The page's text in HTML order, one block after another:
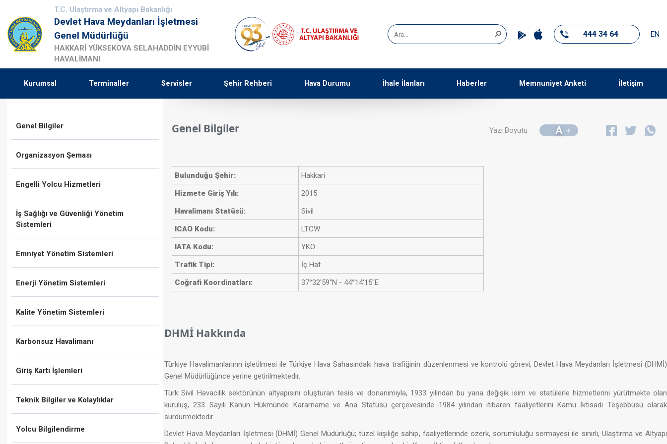
T.C. Ulaştırma ve Altyapı Bakanlığı
Devlet Hava Meydanları İşletmesi
Genel Müdürlüğü
HAKKARİ YÜKSEKOVA SELAHADDİN EYYUBİ
HAVALİMANI
444 34 64 EN
Kurumsal Terminaller Servisler Şehir Rehberi Hava Durumu İhale İlanları Haberler Memnuniyet Anketi İletişim
Genel Bilgiler
Organizasyon Şeması
Engelli Yolcu Hizmetleri
İş Sağlığı ve Güvenliği Yönetim
Sistemleri
Emniyet Yönetim Sistemleri
Enerji Yönetim Sistemleri
Kalite Yönetim Sistemleri
Karbonsuz Havalimanı
Giriş Kartı İşlemleri
Teknik Bilgiler ve Kolaylıklar
Yolcu Bilgilendirme
Genel Bilgiler Yazı Boyutu A
Bulunduğu Şehir:
Hakkari
​Hizmete Giriş Yılı:
2015
​Havalimanı Statüsü:
Sivil
ICAO Kodu:
​LTCW
IATA Kodu:
​YKO
Trafik Tipi:
​İç Hat
​Coğrafi Koordinatları:
37°32′59″N - 44°14′15″E​
DHMİ Hakkında
Türkiye Havalimanlarının işletilmesi ile Türkiye Hava Sahasındaki hava trafiğinin düzenlenmesi ve kontrolü görevi, Devlet Hava Meydanları İşletmesi (DHMİ)
Genel Müdürlüğünce yerine getirilmektedir.
Türk Sivil Havacılık sektörünün altyapısını oluşturan tesis ve donanımıyla, 1933 yılından bu yana değişik isim ve statülerle hizmetlerini yürütmekte olan
kuruluş, 233 Sayılı Kanun Hükmünde Kararname ve Ana Statüsü çerçevesinde 1984 yılından itibaren faaliyetlerini Kamu İktisadi Teşebbüsü olarak
sürdürmektedir.​
Devlet Hava Meydanları İşletmesi (DHMİ) Genel Müdürlüğü; tüzel kişiliğe sahip, faaliyetlerinde özerk, sorumluluğu sermayesi ile sınırlı, Ulaştırma ve Altyapı